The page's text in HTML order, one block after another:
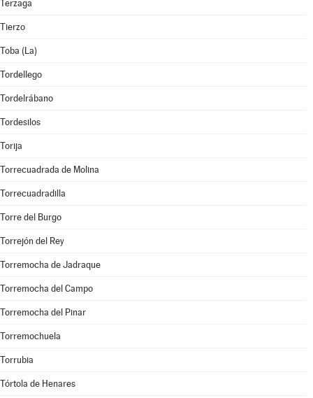
Terzaga
Tierzo
Toba (La)
Tordellego
Tordelrábano
Tordesilos
Torija
Torrecuadrada de Molina
Torrecuadradilla
Torre del Burgo
Torrejón del Rey
Torremocha de Jadraque
Torremocha del Campo
Torremocha del Pinar
Torremochuela
Torrubia
Tórtola de Henares